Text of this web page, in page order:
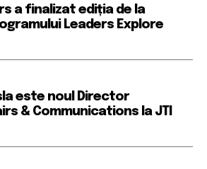
a finalizat ediția de la
Leaders Explore
este noul Director
& Communications la JTI